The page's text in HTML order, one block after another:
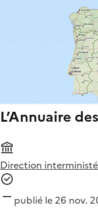
L’Annuaire
Direction
publié le 26 nov.